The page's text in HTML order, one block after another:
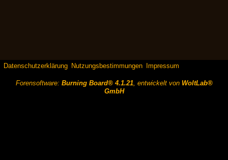
Datenschutzerklärung Nutzungsbestimmungen Impressum
Forensoftware: Burning Board® 4.1.21, entwickelt von WoltLab®
GmbH